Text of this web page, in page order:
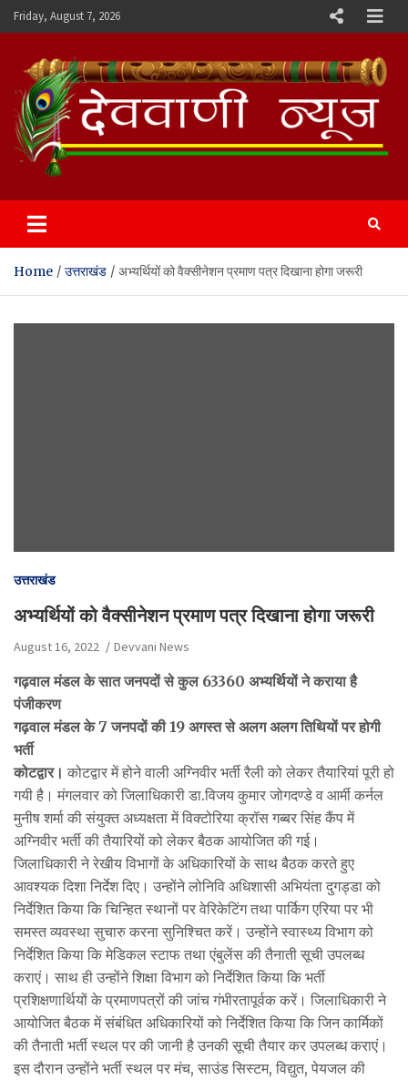
Skip
to
Friday, August 7, 2026
Devvani News Portal
Home उत्तराखंड अभ्यर्थियों को वैक्सीनेशन प्रमाण पत्र दिखाना होगा जरूरी
उत्तराखंड
अभ्यर्थियों को वैक्सीनेशन प्रमाण पत्र दिखाना होगा जरूरी
August 16, 2022 Devvani News
गढ़वाल मंडल के सात जनपदों से कुल 63360 अभ्यर्थियों ने कराया है
पंजीकरण
गढ़वाल मंडल के 7 जनपदों की 19 अगस्त से अलग अलग तिथियों पर होगी
भर्ती
कोटद्वार। कोटद्वार में होने वाली अग्निवीर भर्ती रैली को लेकर तैयारियां पूरी हो
गयी है। मंगलवार को जिलाधिकारी डा.विजय कुमार जोगदण्डे व आर्मी कर्नल
मुनीष शर्मा की संयुक्त अध्यक्षता में विक्टोरिया क्रॉस गब्बर सिंह कैंप में
अग्निवीर भर्ती की तैयारियों को लेकर बैठक आयोजित की गई।
जिलाधिकारी ने रेखीय विभागों के अधिकारियों के साथ बैठक करते हुए
आवश्यक दिशा निर्देश दिए। उन्होंने लोनिवि अधिशासी अभियंता दुगड्डा को
निर्देशित किया कि चिन्हित स्थानों पर वेरिकेटिंग तथा पार्किग एरिया पर भी
समस्त व्यवस्था सुचारु करना सुनिश्चित करें। उन्होंने स्वास्थ्य विभाग को
निर्देशित किया कि मेडिकल स्टाफ तथा एंबुलेंस की तैनाती सूची उपलब्ध
कराएं। साथ ही उन्होंने शिक्षा विभाग को निर्देशित किया कि भर्ती
प्रशिक्षणार्थियों के प्रमाणपत्रों की जांच गंभीरतापूर्वक करें। जिलाधिकारी ने
आयोजित बैठक में संबंधित अधिकारियों को निर्देशित किया कि जिन कार्मिकों
की तैनाती भर्ती स्थल पर की जानी है उनकी सूची तैयार कर उपलब्ध कराएं।
इस दौरान उन्होंने भर्ती स्थल पर मंच, साउंड सिस्टम, विद्युत, पेयजल की